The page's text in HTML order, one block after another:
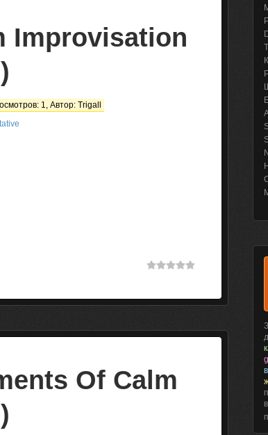
Improvisation
1, Автор: Trigall
Of Calm